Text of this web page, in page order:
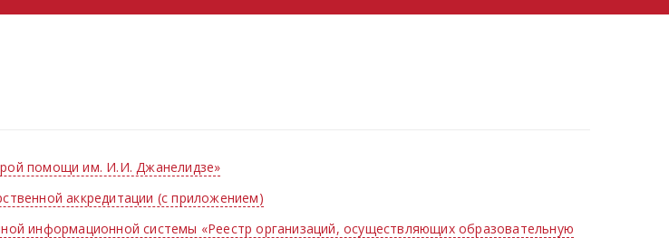
помощи им. И.И. Джанелидзе»
аккредитации (с приложением)
информационной системы «Реестр организаций, осуществляющих образовательную